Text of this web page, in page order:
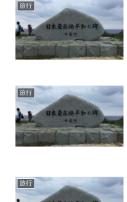
旅行
旅行
旅行